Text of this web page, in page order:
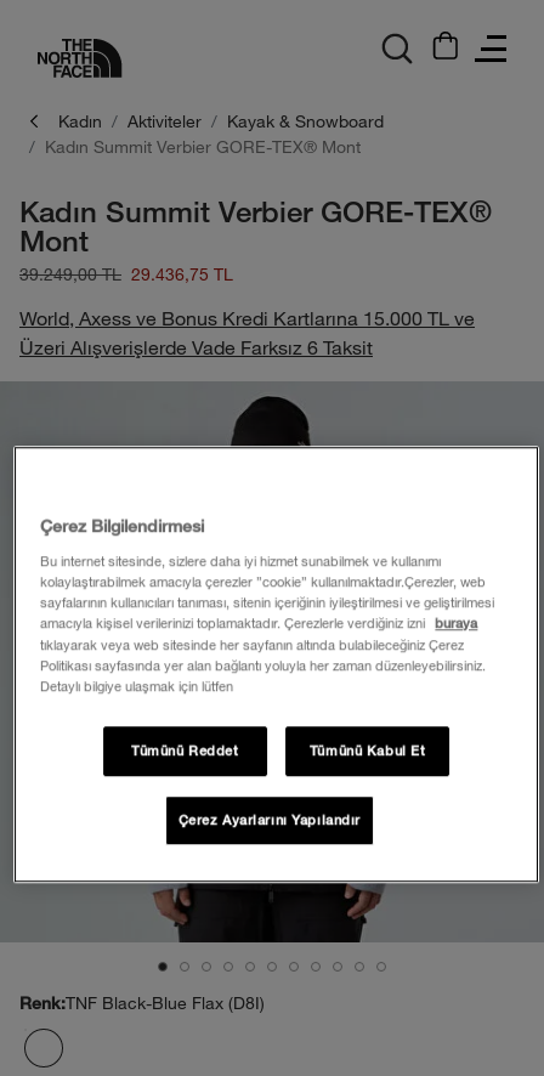
Kadın Aktiviteler
Kayak & Snowboard
Kadın Summit Verbier GORE-TEX® Mont
Kadın Summit Verbier GORE-TEX®
Mont
29.436,75 TL
39.249,00 TL
World, Axess ve Bonus Kredi Kartlarına 15.000 TL ve
Üzeri Alışverişlerde Vade Farksız 6 Taksit
Renk:TNF Black-Blue Flax (D8I)
Çerez Bilgilendirmesi
Bu internet sitesinde, sizlere daha iyi hizmet sunabilmek ve kullanımı
kolaylaştırabilmek amacıyla çerezler ”cookie” kullanılmaktadır.Çerezler, web
sayfalarının kullanıcıları tanıması, sitenin içeriğinin iyileştirilmesi ve geliştirilmesi
amacıyla kişisel verilerinizi toplamaktadır. Çerezlerle verdiğiniz izni
buraya
tıklayarak veya web sitesinde her sayfanın altında bulabileceğiniz Çerez
Politikası sayfasında yer alan bağlantı yoluyla her zaman düzenleyebilirsiniz.
Detaylı bilgiye ulaşmak için lütfen
Tümünü Reddet Tümünü Kabul Et
Çerez Ayarlarını Yapılandır